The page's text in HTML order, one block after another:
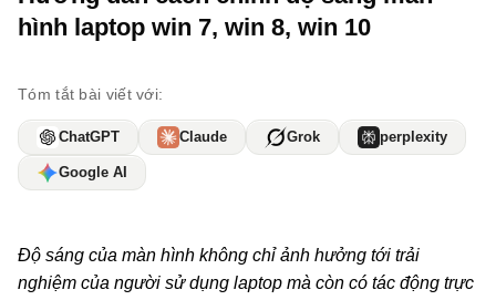
hình laptop win 7, win 8, win 10
Tóm tắt bài viết với:
ChatGPT Claude Grok perplexity
Google AI
Độ sáng của màn hình không chỉ ảnh hưởng tới trải
nghiệm của người sử dụng laptop mà còn có tác động trực